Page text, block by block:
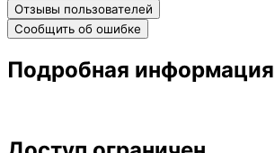
Отзывы пользователей
Сообщить об ошибке
Подробная информация